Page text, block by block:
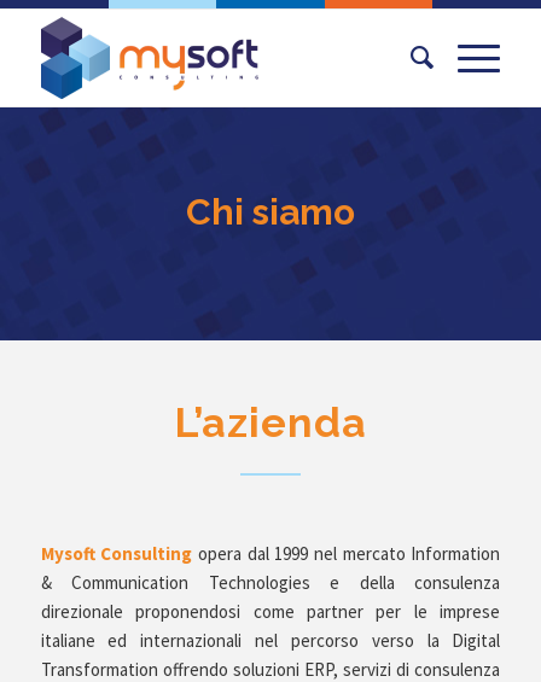
Chi siamo
L’azienda
Mysoft Consulting opera dal 1999 nel mercato Information
& Communication Technologies e della consulenza
direzionale proponendosi come partner per le imprese
italiane ed internazionali nel percorso verso la Digital
Transformation offrendo soluzioni ERP, servizi di consulenza